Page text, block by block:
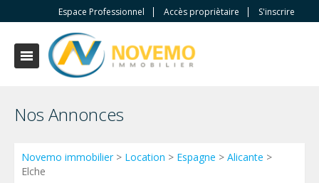
Espace Professionnel Accès propriètaire S'inscrire
Nos Annonces
Novemo immobilier> Location > Espagne > Alicante >
Elche